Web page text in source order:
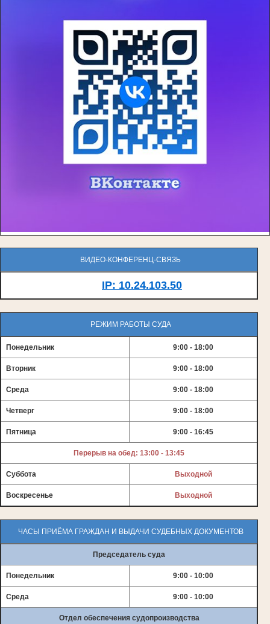
ВИДЕО-КОНФЕРЕНЦ-СВЯЗЬ
IP: 10.24.103.50
РЕЖИМ РАБОТЫ СУДА
Понедельник 9:00 - 18:00
Вторник 9:00 - 18:00
Среда 9:00 - 18:00
Четверг 9:00 - 18:00
Пятница 9:00 - 16:45
Перерыв на обед: 13:00 - 13:45
Суббота Выходной
Воскресенье Выходной
ЧАСЫ ПРИЁМА ГРАЖДАН И ВЫДАЧИ СУДЕБНЫХ ДОКУМЕНТОВ
Председатель суда
Понедельник 9:00 - 10:00
Среда 9:00 - 10:00
Отдел обеспечения судопроизводства